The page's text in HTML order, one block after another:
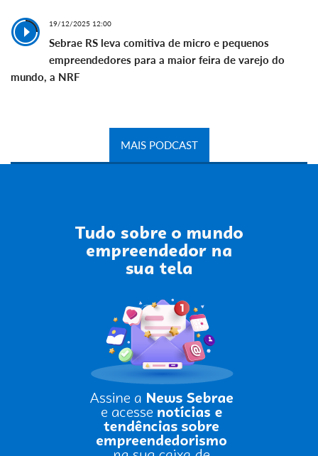
19/12/2025 12:00
Sebrae RS leva comitiva de micro e pequenos
empreendedores para a maior feira de varejo do
mundo, a NRF
MAIS PODCAST